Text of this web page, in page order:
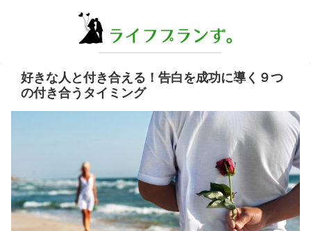
好きな人と付き合える！告白を成功に導く９つ
の付き合うタイミング